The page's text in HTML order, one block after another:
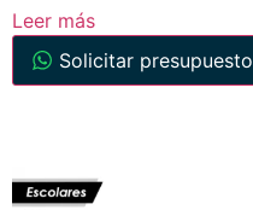
Leer más
Solicitar presupuesto